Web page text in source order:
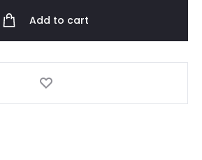
Add to cart